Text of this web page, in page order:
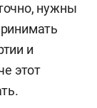
нужны
и
этот